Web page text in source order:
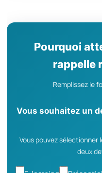
Pourquoi
rappelle
Remplissez le
Vous souhaitez un
Vous pouvez sélectionner
deux